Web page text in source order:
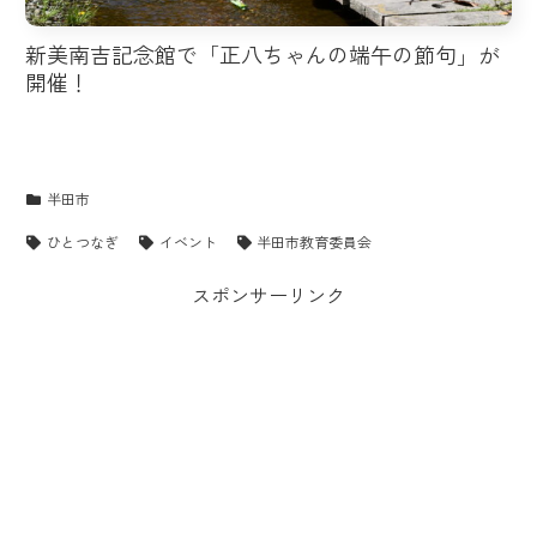
新美南吉記念館で「正八ちゃんの端午の節句」が
開催！
半田市
ひとつなぎ
イベント 半田市教育委員会
スポンサーリンク